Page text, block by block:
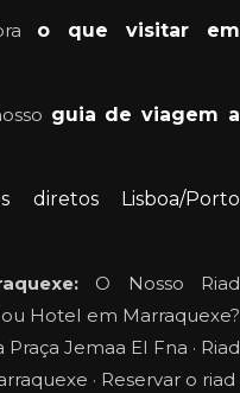
o que visitar em
guia de viagem a
diretos Lisboa/Porto
O Nosso Riad
ou Hotel em Marraquexe?
Praça Jemaa El Fna · Riad
· Reservar o riad